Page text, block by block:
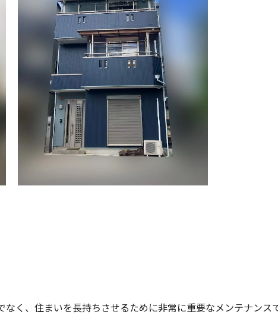
く、住まいを長持ちさせるために非常に重要なメンテナンス